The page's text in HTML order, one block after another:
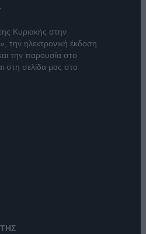
Κυριακής στην
, την ηλεκτρονική έκδοση
την παρουσία στο
στη σελίδα μας στο